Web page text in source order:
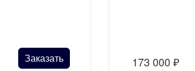
Заказать 173 000 ₽